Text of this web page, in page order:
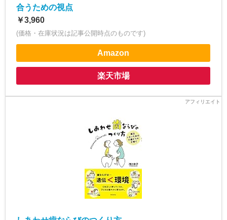
合うための視点
￥3,960
(価格・在庫状況は記事公開時点のものです)
Amazon
楽天市場